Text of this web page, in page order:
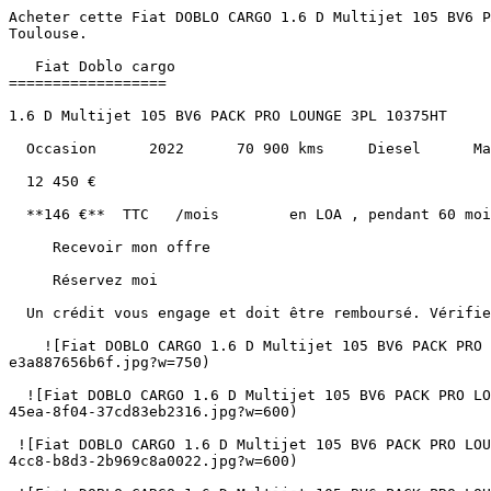
Acheter cette Fiat DOBLO CARGO 1.6 D Multijet 105 BV6 PACK PRO LOUNGE 3PL 10375HT Diesel au prix de 12450€ à Albi, Montauban, Castres, Cahors, Carcassonne et Toulouse.               

   Fiat Doblo cargo 
==================

1.6 D Multijet 105 BV6 PACK PRO LOUNGE 3PL 10375HT

  Occasion      2022      70 900 kms     Diesel      Manuelle 

  12 450 €   

  **146 €**  TTC   /mois        en LOA , pendant 60 mois, hors assurance facultative  

     Recevoir mon offre 

     Réservez moi 

  Un crédit vous engage et doit être remboursé. Vérifiez vos capacités de remboursement avant de vous engager. 

    ![Fiat DOBLO CARGO 1.6 D Multijet 105 BV6 PACK PRO LOUNGE 3PL 10375HT](https://www.sndiffusion.fr/photos/evialog_photos/logvo/16/1776/92/f84c334b-58a2-444e-9ebf-e3a887656b6f.jpg?w=750)  

  ![Fiat DOBLO CARGO 1.6 D Multijet 105 BV6 PACK PRO LOUNGE 3PL 10375HT - Photo 2](https://www.sndiffusion.fr/photos/evialog_photos/logvo/16/1776/92/b1d8e53b-6a2e-45ea-8f04-37cd83eb2316.jpg?w=600)  

 ![Fiat DOBLO CARGO 1.6 D Multijet 105 BV6 PACK PRO LOUNGE 3PL 10375HT - Photo 3](https://www.sndiffusion.fr/photos/evialog_photos/logvo/16/1776/92/e94356ca-346c-4cc8-b8d3-2b969c8a0022.jpg?w=600)  

 ![Fiat DOBLO CARGO 1.6 D Multijet 105 BV6 PACK PRO LOUNGE 3PL 10375HT - Photo 4](https://www.sndiffusion.fr/photos/evialog_photos/logvo/16/1776/92/246bf1a9-f022-43ed-868b-33ec741c829a.jpg?w=600)  

 ![Fiat DOBLO CARGO 1.6 D Multijet 105 BV6 PACK PRO LOUNGE 3PL 10375HT - Photo 5](https://www.sndiffusion.fr/photos/evialog_photos/logvo/16/1776/92/50554a67-86e3-46f4-b7f5-c4ba15278d7c.jpg?w=600)  +25 photos 

        /  

      ![]() 

 ![]() 

 ![]() 

   ![Photo 1]() 

       ![]()   

   Occasion      2022      70 900 kms     Diesel      Manuelle 

  Caractéristiques
----------------

     Partager   

Année

2022

Kilométrage

70 900 km

Énergie

Diesel

Boîte de vitesses

Manuelle

Puissance

105 ch / 5 cv fiscaux

Portes

2

Places

3

Cylindrée

1598 cm³

Couleur extérieure

Blanc

Couleur intérieure

Gris foncé

Sellerie

Tissu

1ère immatriculation

31/03/2022

Référence

56788

  Points forts
------------

     Climatisation Automatique     Régulateur de vitesse    + 21 autres  

     Consommation et émissions
-------------------------

Mixte

5,1 L/100km

Urbain

6,3 L/100km

Extra-urbain

4,4 L/100km

      D   

CO₂

152 g/km

   ![Crit'Air 2](https://www.sndiffusion.fr/images/critair/vignette-critair-2.png)Crit'Air

2

    Équipements
-----------

  ### Équipements de série (23)

    3 Places 

   ABS 

   AUX 

   Airbag 

   Alimentation 12V 

   Bluetooth 

   Capteur de température externe 

   Climatisation 

   Cloison de Séparation 

   ESP 

   Enjoliveurs Complets 

   Fermeture centralisée 

   Ordinateur de bord 

   Peinture Intégrale 

   Phares réglables en hauteur 

   Porte latérale droite 

   Radar arrière 

   Régulateur de vitesse 

   Rétroviseurs électriques et dégivrants 

   TVA Récupérable 

   USB 

   Vitres électriques 

   Volant Multifonctions 

        Le mot du vendeur > “ Découvrez cette **Fiat Doblo Cargo 1.6 D Multijet 105** en version Pack Pro Lounge, idéale pour les professionnels à la recherche d'un utilitaire fiable et bien équipé. Avec seulement **70 900 km** au compteur et une garantie de **1 an ou 10 000 km**, ce véhicule d'occasion reste en excellent état.